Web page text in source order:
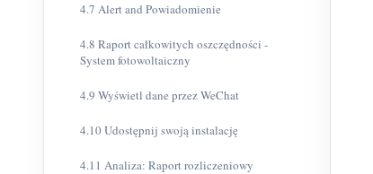
4.7 Alert and Powiadomienie
4.8 Raport całkowitych oszczędności -
System fotowoltaiczny
4.9 Wyświetl dane przez WeChat
4.10 Udostępnij swoją instalację
4.11 Analiza: Raport rozliczeniowy